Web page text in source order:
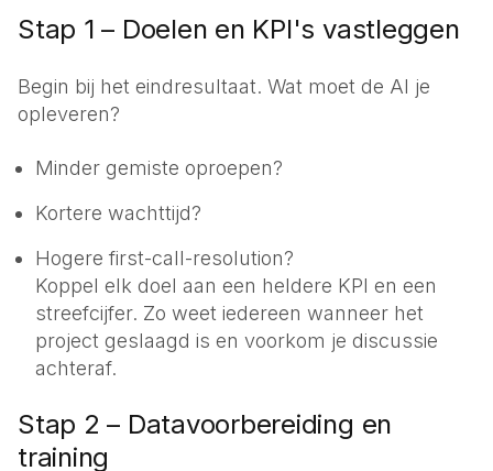
Stap 1 – Doelen en KPI's vastleggen
Begin bij het eindresultaat. Wat moet de AI je
opleveren?
Minder gemiste oproepen?
Kortere wachttijd?
Hogere first-call-resolution?
Koppel elk doel aan een heldere KPI en een
streefcijfer. Zo weet iedereen wanneer het
project geslaagd is en voorkom je discussie
achteraf.
Stap 2 – Datavoorbereiding en
training